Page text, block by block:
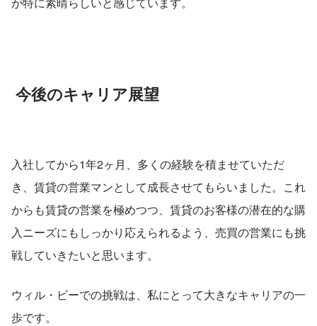
今後のキャリア展望
入社してから1年2ヶ月、多くの経験を積ませていただ
き、賃貸の営業マンとして成長させてもらいました。これ
からも賃貸の営業を極めつつ、賃貸のお客様の潜在的な購
入ニーズにもしっかり応えられるよう、売買の営業にも挑
戦していきたいと思います。
ウィル・ビーでの挑戦は、私にとって大きなキャリアの一
歩です。